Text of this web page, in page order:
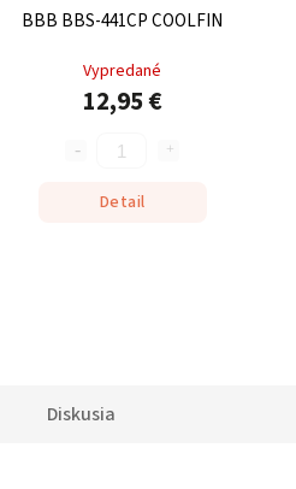
BBB BBS-441CP COOLFIN
Vypredané
12,95 €
Detail
Diskusia